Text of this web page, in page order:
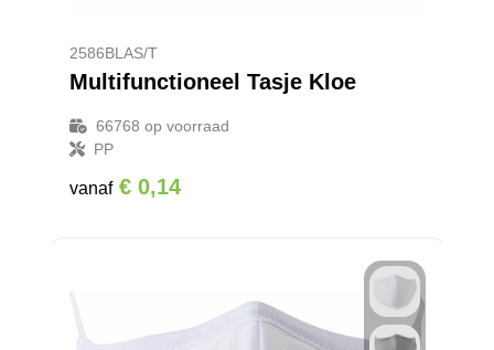
2586BLAS/T
Multifunctioneel Tasje Kloe
66768 op voorraad
PP
vanaf € 0,14